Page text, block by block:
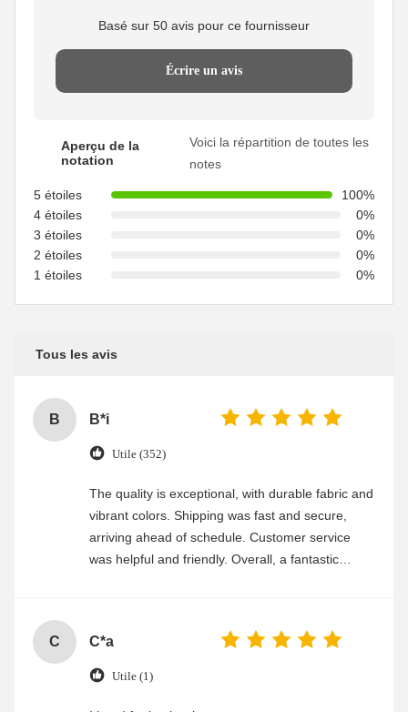
Basé sur 50 avis pour ce fournisseur
Écrire un avis
Aperçu de la
notation
Voici la répartition de toutes les
notes
5 étoiles
100%
4 étoiles
0%
3 étoiles
0%
2 étoiles
0%
1 étoiles
0%
Tous les avis
B B*i
Utile (352)
The quality is exceptional, with durable fabric and
vibrant colors. Shipping was fast and secure,
arriving ahead of schedule. Customer service
was helpful and friendly. Overall, a fantastic
C C*a
Utile (1)